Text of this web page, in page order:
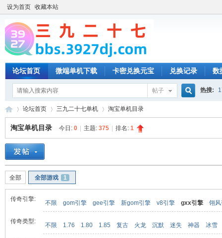
设为首页 收藏本站
论坛首页 微端单机下载 卡密兑换元宝 兑换记录 数
帖子 热搜:
»
论坛首页 三九二十七单机 淘宝单机目录
淘宝单机目录 今日: 0 主题: 375 排名: 1
全部 全部游戏 1
传奇引擎:
不限 gom引擎 gee引擎 新gom引擎 v8引擎 gxx引擎 翎
传奇类型:
不限 1.76 1.80 1.85 复古 火龙 沉默 迷失 神器 冰雪